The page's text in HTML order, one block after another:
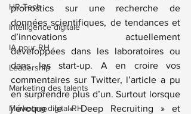
HR-Tech
Intelligence digitale
IA pour RH
Leadership
Marketing des talents
Marketing digital RH
pronostics sur une recherche de
données scientifiques, de tendances et
d’innovations actuellement
développées dans les laboratoires ou
dans les start-up. A en croire vos
commentaires sur Twitter, l’article a pu
en surprendre plus d’un. Surtout lorsque
j’évoque le « Deep Recruiting » et